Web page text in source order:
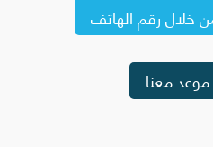
خلال رقم الهاتف
معنا